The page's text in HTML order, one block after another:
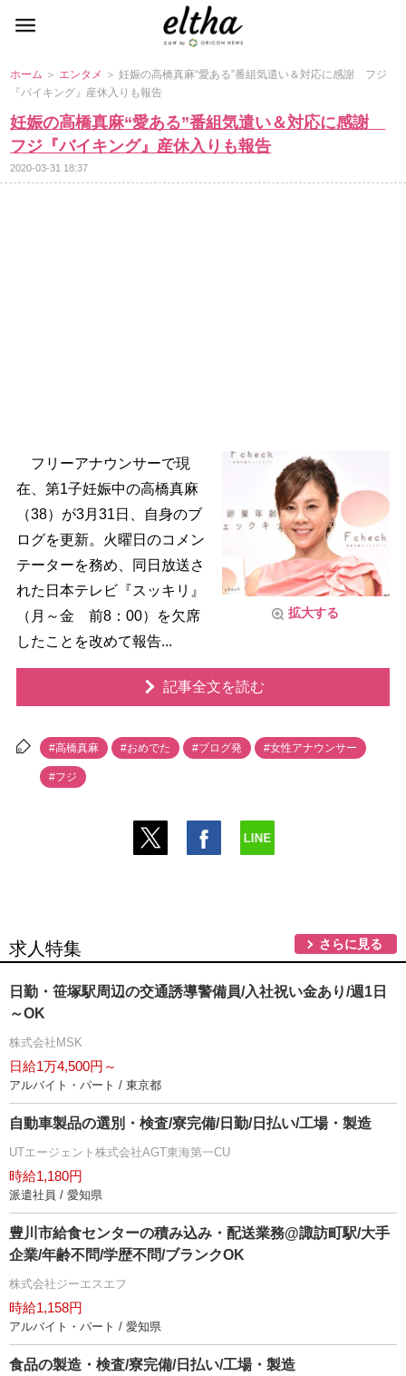
ホーム ＞ エンタメ ＞ 妊娠の高橋真麻“愛ある”番組気遣い＆対応に感謝 フジ
『バイキング』産休入りも報告
妊娠の高橋真麻“愛ある”番組気遣い＆対応に感謝
フジ『バイキング』産休入りも報告
2020-03-31 18:37
拡大する
フリーアナウンサーで現
在、第1子妊娠中の高橋真麻
（38）が3月31日、自身のブ
ログを更新。火曜日のコメン
テーターを務め、同日放送さ
れた日本テレビ『スッキリ』
（月～金 前8：00）を欠席
したことを改めて報告...
記事全文を読む
#高橋真麻 #おめでた #ブログ発 #女性アナウンサー
#フジ
求人特集 さらに見る
日勤・笹塚駅周辺の交通誘導警備員/入社祝い金あり/週1日
～OK
株式会社MSK
日給1万4,500円～
アルバイト・パート / 東京都
自動車製品の選別・検査/寮完備/日勤/日払い/工場・製造
UTエージェント株式会社AGT東海第一CU
時給1,180円
派遣社員 / 愛知県
豊川市給食センターの積み込み・配送業務@諏訪町駅/大手
企業/年齢不問/学歴不問/ブランクOK
株式会社ジーエスエフ
時給1,158円
アルバイト・パート / 愛知県
食品の製造・検査/寮完備/日払い/工場・製造